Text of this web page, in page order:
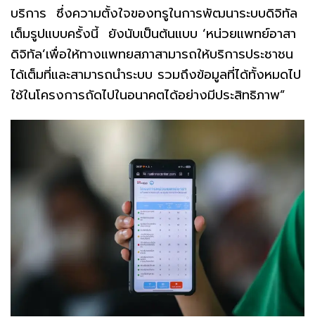
บริการ ซึ่งความตั้งใจของทรูในการพัฒนาระบบดิจิทัล
เต็มรูปแบบครั้งนี้ ยังนับเป็นต้นแบบ ‘หน่วยแพทย์อาสา
ดิจิทัล’เพื่อให้ทางแพทยสภาสามารถให้บริการประชาชน
ได้เต็มที่และสามารถนำระบบ รวมถึงข้อมูลที่ได้ทั้งหมดไป
ใช้ในโครงการถัดไปในอนาคตได้อย่างมีประสิทธิภาพ”